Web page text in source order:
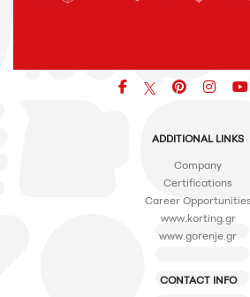
Facebook icon
ADDITIONAL LINKS
Company
Certifications
Career Opportunities
www.korting.gr
www.gorenje.gr
CONTACT INFO